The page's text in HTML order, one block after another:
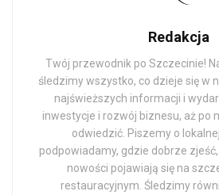
Redakcja
Twój przewodnik po Szczecinie!
śledzimy wszystko, co dzieje się w
najświeższych informacji i
inwestycje i rozwój biznesu, aż po
odwiedzić. Piszemy o
podpowiadamy, gdzie dobrze
nowości pojawiają się na
restauracyjnym. Śledzimy